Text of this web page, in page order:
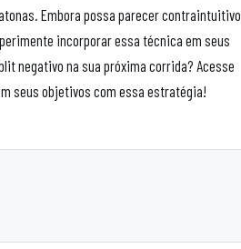
Embora possa parecer contraintuitivo
incorporar essa técnica em seus
negativo na sua próxima corrida? Acesse
seus objetivos com essa estratégia!